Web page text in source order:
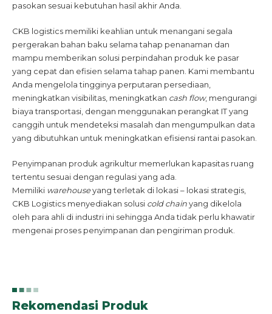
pasokan sesuai kebutuhan hasil akhir Anda.
CKB logistics memiliki keahlian untuk menangani segala
pergerakan bahan baku selama tahap penanaman dan
mampu memberikan solusi perpindahan produk ke pasar
yang cepat dan efisien selama tahap panen. Kami membantu
Anda mengelola tingginya perputaran persediaan,
meningkatkan visibilitas, meningkatkan cash flow, mengurangi
biaya transportasi, dengan menggunakan perangkat IT yang
canggih untuk mendeteksi masalah dan mengumpulkan data
yang dibutuhkan untuk meningkatkan efisiensi rantai pasokan.
Penyimpanan produk agrikultur memerlukan kapasitas ruang
tertentu sesuai dengan regulasi yang ada.
Memiliki warehouseyang terletak di lokasi – lokasi strategis,
CKB Logistics menyediakan solusi cold chainyang dikelola
oleh para ahli di industri ini sehingga Anda tidak perlu khawatir
mengenai proses penyimpanan dan pengiriman produk.
Rekomendasi Produk